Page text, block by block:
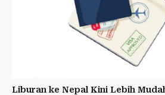
Liburan ke Nepal Kini Lebih